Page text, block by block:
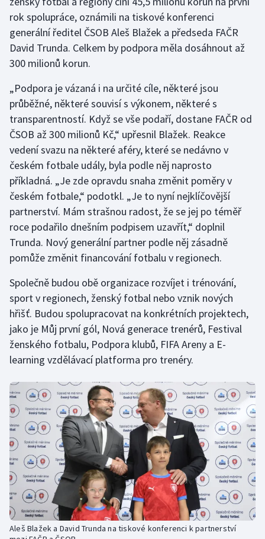
Golf
Gymnastika
Házená
Jezdectví
Judo
Krasobruslení
Lezení
Lyže a snowboard
Moderní pětiboj
Motorsport
Olympijské hry
Parasport
Plavání
Ragby
Rychlobruslení
Rychlostní kanoistika
Short track
Sportovní střelba
rok spolupráce, oznámili na tiskové konferenci
generální ředitel ČSOB Aleš Blažek a předseda FAČR
David Trunda. Celkem by podpora měla dosáhnout až
300 milionů korun.
„Podpora je vázaná i na určité cíle, některé jsou
průběžné, některé souvisí s výkonem, některé s
transparentností. Když se vše podaří, dostane FAČR od
ČSOB až 300 milionů Kč,“ upřesnil Blažek. Reakce
vedení svazu na některé aféry, které se nedávno v
českém fotbale udály, byla podle něj naprosto
příkladná. „Je zde opravdu snaha změnit poměry v
českém fotbale,“ podotkl. „Je to nyní nejklíčovější
partnerství. Mám strašnou radost, že se jej po téměř
roce podařilo dnešním podpisem uzavřít,“ doplnil
Trunda. Nový generální partner podle něj zásadně
pomůže změnit financování fotbalu v regionech.
Společně budou obě organizace rozvíjet i trénování,
sport v regionech, ženský fotbal nebo vznik nových
hřišť. Budou spolupracovat na konkrétních projektech,
jako je Můj první gól, Nová generace trenérů, Festival
ženského fotbalu, Podpora klubů, FIFA Areny a E-
learning vzdělávací platforma pro trenéry.
Aleš Blažek a David Trunda na tiskové konferenci k partnerství